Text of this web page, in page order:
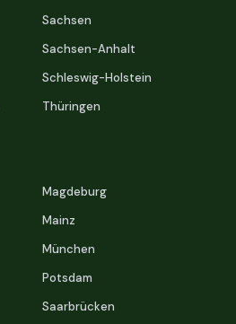
Sachsen
Sachsen-Anhalt
Schleswig-Holstein
Thüringen
Magdeburg
Mainz
München
Potsdam
Saarbrücken